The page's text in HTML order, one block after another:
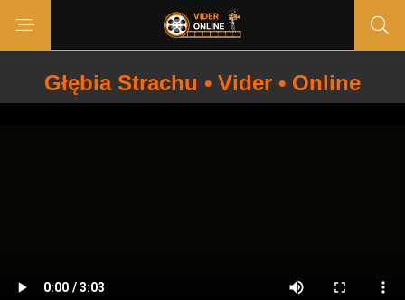
Głębia Strachu • Vider • Online